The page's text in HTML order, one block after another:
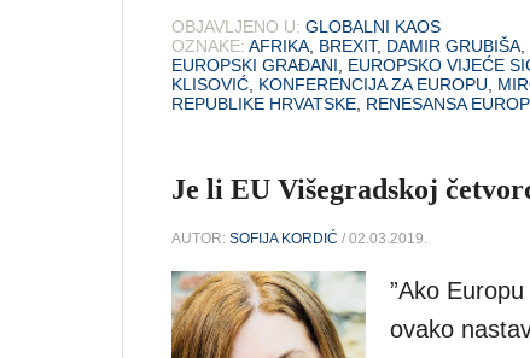
OBJAVLJENO U: GLOBALNI KAOS
OZNAKE: AFRIKA BREXIT, DAMIR GRUBIŠA
EUROPSKI GRAĐANI
EUROPSKO VIJEĆE
KLISOVIĆ KONFERENCIJA ZA EUROPU
REPUBLIKE HRVATSKE RENESANSA
Je li EU Višegradskoj
AUTOR: SOFIJA KORDIĆ / 02.03.2019.
”Ako
ovako